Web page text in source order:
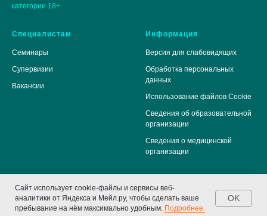
категории 18+
Специалистам
Семинары
Супервизии
Вакансии
Информация
Версия для слабовидящих
Обработка персональных
данных
Использование файлов Cookie
Сведения об образовательной
организации
Сведения о медицинской
организации
>
Сайт использует cookie-файлы и сервисы веб-
аналитики от Яндекса и Мейл.ру, чтобы сделать ваше
пребывание на нём максимально удобным. Подробнее.
OK